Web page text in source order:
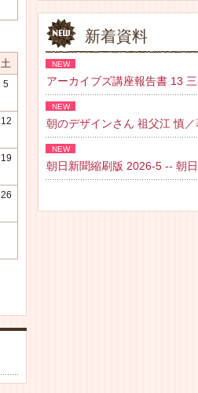
土
5
12
19
26
新着資料
NEW
アーカイブズ講座報告書 13
NEW
朝のデザインさん 祖父江 慎
NEW
朝日新聞縮刷版 2026-5 -- 朝